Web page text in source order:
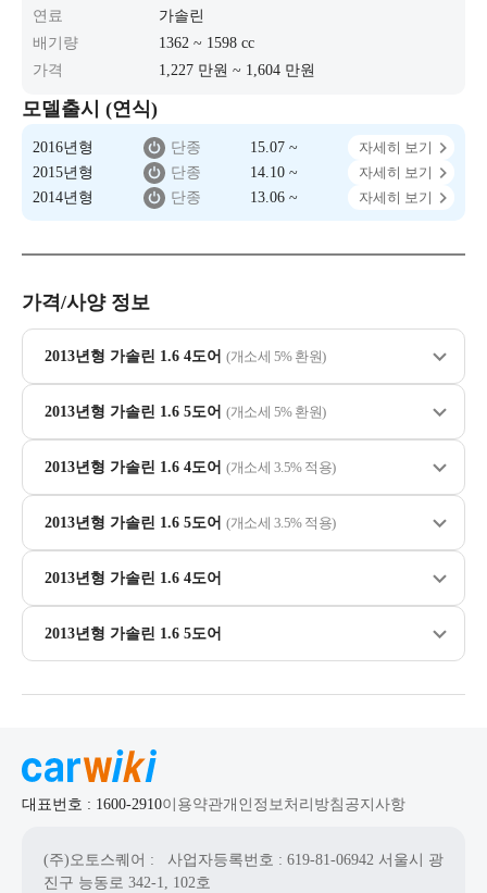
연료
가솔린
배기량
1362 ~ 1598 cc
가격
1,227 만원 ~ 1,604 만원
모델출시 (연식)
2016년형 단종 15.07 ~
자세히 보기
2015년형
단종 14.10 ~
자세히 보기
2014년형
단종 13.06 ~ 자세히 보기
가격/사양 정보
2013년형 가솔린 1.6 4도어 (개소세 5% 환원)
2013년형 가솔린 1.6 5도어 (개소세 5% 환원)
2013년형 가솔린 1.6 4도어 (개소세 3.5% 적용)
2013년형 가솔린 1.6 5도어 (개소세 3.5% 적용)
2013년형 가솔린 1.6 4도어
2013년형 가솔린 1.6 5도어
대표번호 : 1600-2910이용약관개인정보처리방침 공지사항
(주)오토스퀘어 : 사업자등록번호 : 619-81-06942 서울시 광
진구 능동로 342-1, 102호